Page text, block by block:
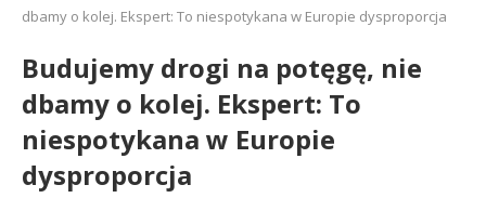
dbamy o kolej. Ekspert: To niespotykana w Europie dysproporcja
Budujemy drogi na potęgę, nie
dbamy o kolej. Ekspert: To
niespotykana w Europie
dysproporcja